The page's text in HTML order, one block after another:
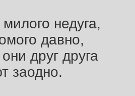
недуга,
давно,
друг друга
заодно.